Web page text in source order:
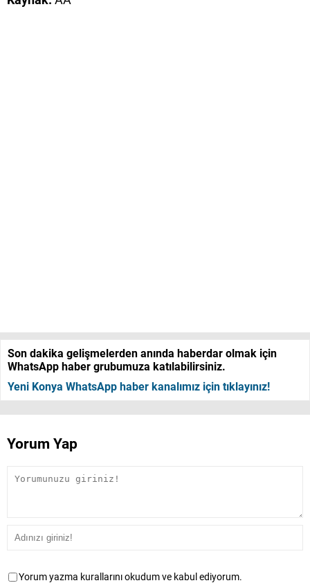
Son dakika gelişmelerden anında haberdar olmak için
WhatsApp haber grubumuza katılabilirsiniz.
Yeni Konya WhatsApp haber kanalımız için tıklayınız!
Yorum Yap
Yorum yazma kurallarını okudum ve kabul ediyorum.